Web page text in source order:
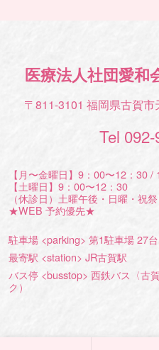
医療法人社団愛
〒811-3101 福岡県古賀市
Tel
【月〜金曜日】9：00〜12：30
【土曜日】9：00〜12：30
（休診日）土曜午後・日曜・祝
★WEB 予約優先★
駐車場 <parking> 第1駐車場 27
最寄駅 <station> JR古賀駅
バス停 <busstop> 西鉄バス〈古
ク）